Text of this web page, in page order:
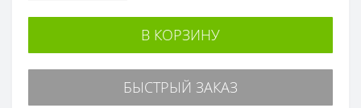
В КОРЗИНУ
БЫСТРЫЙ ЗАКАЗ